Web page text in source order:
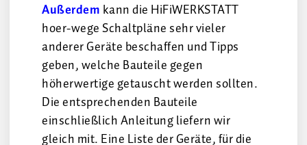
Außerdem kann die HiFiWERKSTATT
hoer-wege Schaltpläne sehr vieler
anderer Geräte beschaffen und Tipps
geben, welche Bauteile gegen
höherwertige getauscht werden sollten.
Die entsprechenden Bauteile
einschließlich Anleitung liefern wir
gleich mit. Eine Liste der Geräte, für die